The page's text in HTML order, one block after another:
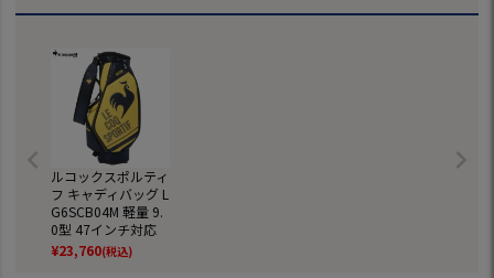
ルコックスポルティ
フ キャディバッグ L
G6SCB04M 軽量 9.
0型 47インチ対応
ゴルフ le coq sport
if golf 2026年モデ
¥23,760(税込)